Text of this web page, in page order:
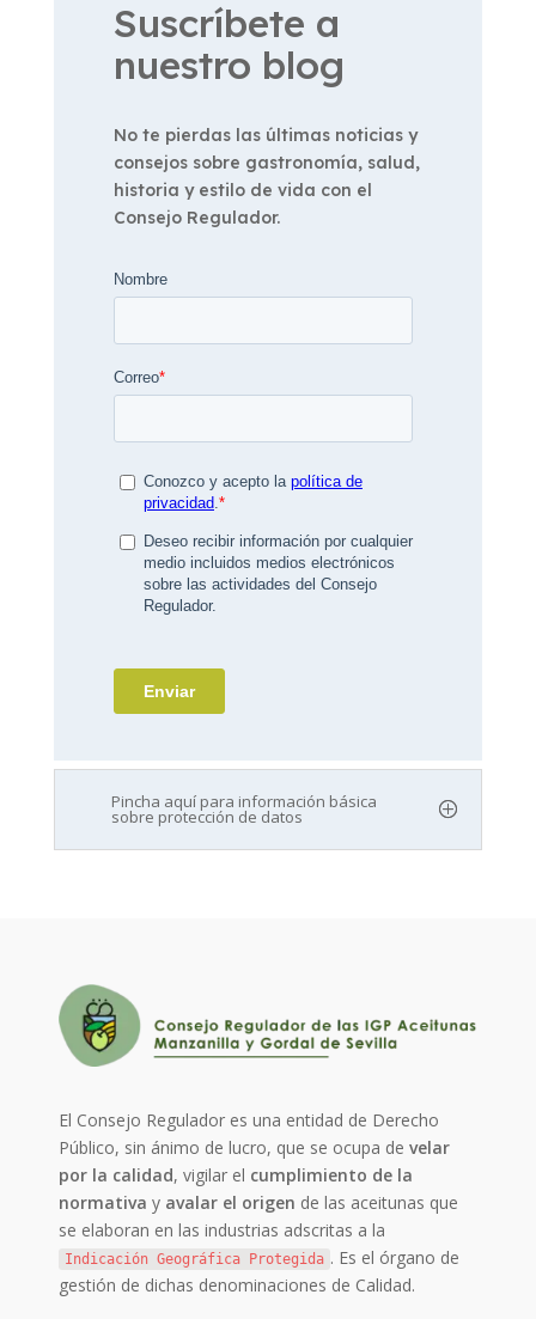
Suscríbete a
nuestro blog
No te pierdas las últimas noticias y
consejos sobre gastronomía, salud,
historia y estilo de vida con el
Consejo Regulador.
Pincha aquí para información básica
sobre protección de datos
El Consejo Regulador es una entidad de Derecho
Público, sin ánimo de lucro, que se ocupa develar
por la calidad, vigilar el cumplimiento de la
normativa y avalar el origen de las aceitunas que
se elaboran en las industrias adscritas a la
Indicación Geográfica Protegida . Es el órgano de
gestión de dichas denominaciones de Calidad.